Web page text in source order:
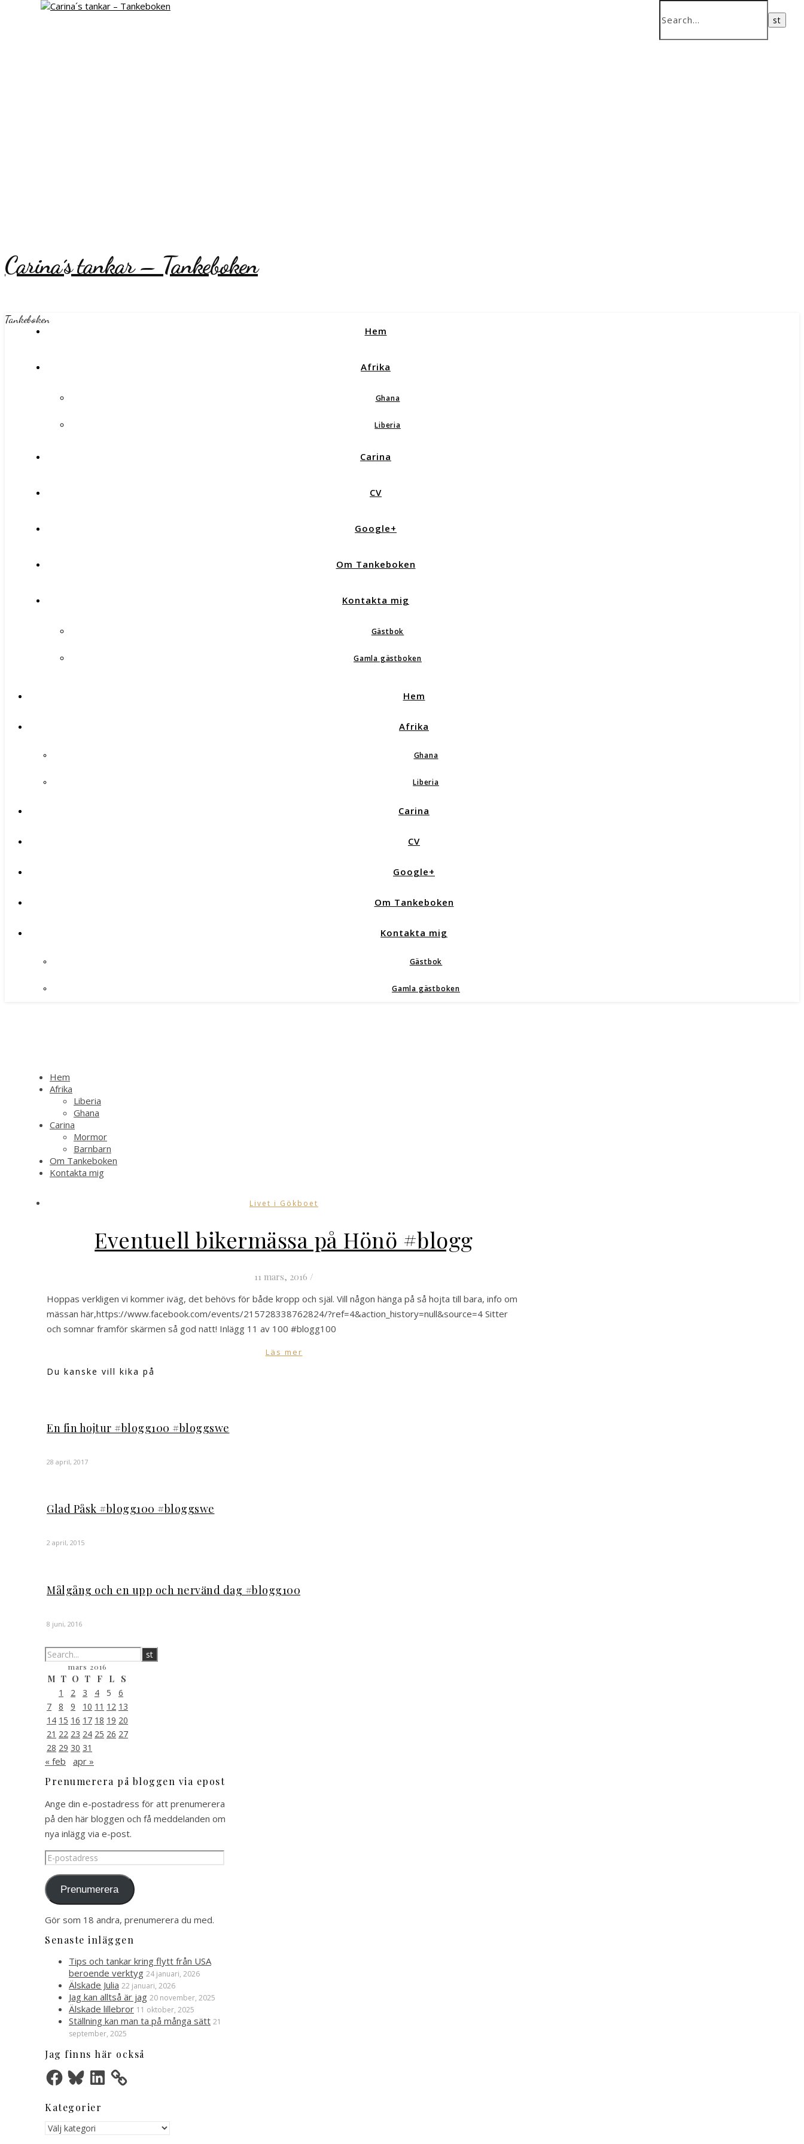
Carina´s tankar – Tankeboken
Tankeboken
Hem
Afrika
Ghana
Liberia
Carina
CV
Google+
Om Tankeboken
Kontakta mig
Gästbok
Gamla gästboken
Hem
Afrika
Ghana
Liberia
Carina
CV
Google+
Om Tankeboken
Kontakta mig
Gästbok
Gamla gästboken
Hem
Afrika
Liberia
Ghana
Carina
Mormor
Barnbarn
Om Tankeboken
Kontakta mig
Livet i Gökboet
Eventuell bikermässa på Hönö #blogg
11 mars, 2016 /
Hoppas verkligen vi kommer iväg, det behövs för både kropp och själ. Vill någon hänga på så hojta till bara, info om
mässan här,https://www.facebook.com/events/215728338762824/?ref=4&action_history=null&source=4 Sitter
och somnar framför skärmen så god natt! Inlägg 11 av 100 #blogg100
Läs mer
Du kanske vill kika på
En fin hojtur #blogg100 #bloggswe
28 april, 2017
Glad Påsk #blogg100 #bloggswe
2 april, 2015
Målgång och en upp och nervänd dag #blogg100
8 juni, 2016
mars 2016
M T O T F L
S
1
2 3 4 5
6
7
8 9 10 11 12 13
14 15 16 17 18 19 20
21 22 23 24 25 26 27
28 29 30 31
« feb apr »
Prenumerera på bloggen via epost
Ange din e-postadress för att prenumerera
på den här bloggen och få meddelanden om
nya inlägg via e-post.
E-
postadress
Prenumerera
Gör som 18 andra, prenumerera du med.
Senaste inläggen
Tips och tankar kring flytt från USA
beroende verktyg 24 januari, 2026
Älskade Julia 22 januari, 2026
Jag kan alltså är jag 20 november, 2025
Älskade lillebror 11 oktober, 2025
Ställning kan man ta på många sätt 21
september, 2025
Jag finns här också
FacebookBlueskyLinkedIn
Kategorier
Kategorier